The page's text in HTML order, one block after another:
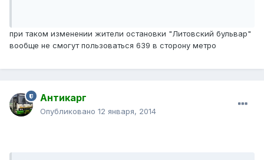
при таком изменении жители остановки "Литовский бульвар"
вообще не смогут пользоваться 639 в сторону метро
Антикарг
Опубликовано 12 января, 2014